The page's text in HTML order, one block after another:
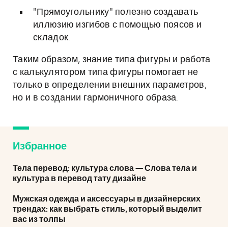
"Прямоугольнику" полезно создавать
иллюзию изгибов с помощью поясов и
складок.
Таким образом, знание типа фигуры и работа
с калькулятором типа фигуры помогает не
только в определении внешних параметров,
но и в создании гармоничного образа.
Избранное
Тела перевод: культура слова — Слова тела и
культура в перевод тату дизайне
Мужская одежда и аксессуары в дизайнерских
трендах: как выбрать стиль, который выделит
вас из толпы